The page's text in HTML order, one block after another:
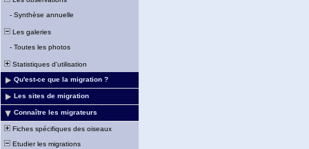
- Synthèse annuelle
Les galeries
- Toutes les photos
Statistiques d'utilisation
Qu'est-ce que la migration ?
Les sites de migration
Connaître les migrateurs
Fiches spécifiques des oiseaux
Etudier les migrations